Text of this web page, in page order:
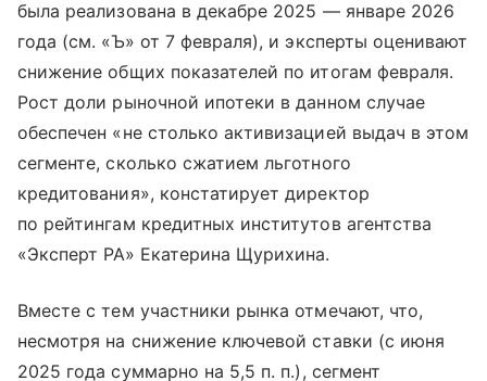
была реализована в декабре 2025 — январе 2026
года (см. «Ъ» от 7 февраля), и эксперты оценивают
снижение общих показателей по итогам февраля.
Рост доли рыночной ипотеки в данном случае
обеспечен «не столько активизацией выдач в этом
сегменте, сколько сжатием льготного
кредитования», констатирует директор
по рейтингам кредитных институтов агентства
«Эксперт РА» Екатерина Щурихина.
Вместе с тем участники рынка отмечают, что,
несмотря на снижение ключевой ставки (с июня
2025 года суммарно на 5,5 п. п.), сегмент